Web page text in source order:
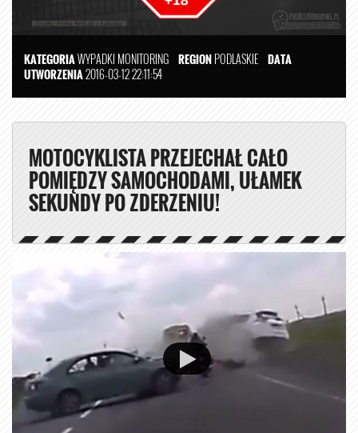
KATEGORIAWYPADKI MONITORING REGIONPODLASKIE DATA
UTWORZENIA2016-03-12 22:11:54
MOTOCYKLISTA PRZEJECHAŁ CAŁO
POMIĘDZY SAMOCHODAMI, UŁAMEK
SEKUNDY PO ZDERZENIU!